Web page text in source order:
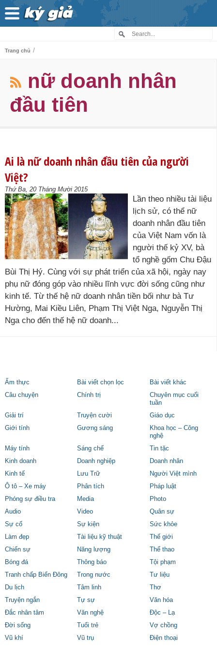
Trang chủ /
nữ doanh nhân
đầu tiên
Ai là nữ doanh nhân đầu tiên của người
Việt?
Thứ Ba, 20 Tháng Mười 2015
Lần theo nhiều tài liệu
lịch sử, có thể nữ
doanh nhân đầu tiên
của Việt Nam vốn là
người thế kỷ XV, bà
tổ nghề gốm Chu Đậu
Bùi Thị Hý. Cùng với sự phát triển của xã hội, ngày nay
phụ nữ đóng góp vào nhiều lĩnh vực đời sống cũng như
kinh tế. Từ thế hệ nữ doanh nhân tiền bối như bà Tư
Hường, Mai Kiều Liên, Phạm Thị Việt Nga, Nguyễn Thị
Nga cho đến thế hệ nữ doanh...
Ẩm thực Bài viết chọn lọc
Bài viết khác
Câu chuyện
Chính trị
Chuyên mục cuối
tuần
Giải trí
Truyện cười
Giáo dục
Giới tính
Gương sáng
Khoa học – Công
nghệ
Máy tính
Sáng chế
Tin tặc
Kinh doanh
Doanh nghiệp
Doanh nhân
Kinh tế
Lưu Trữ
Người Việt mình
Ô tô – Xe máy
Phân tích
Pháp luật
Phóng sự điều tra
Media
Photo
Audio
Video
Quân sự
Sự cố
Sự kiện
Sức khỏe
Làm đẹp
Tài liệu kỹ thuật
Thế giới
Chiến sự
Năng lượng
Thể thao
Bóng đá
Thông báo
Tội phạm
Tranh chấp Biển Đông
Trong nước
Tư liệu
Du lịch
Tâm linh
Thơ
Truyện ngắn
Tự sự
Văn hóa
Đắc nhân tâm
Văn nghệ
Độc – Lạ
Đời sống
Tuổi trẻ
Vợ chồng
Vũ khí
Vũ trụ Điện thoại